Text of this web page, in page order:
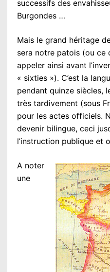
successifs des
Burgondes …
Mais le grand héritage
sera notre patois (ou ce
appeler ainsi avant
« sixties »). C’est la
pendant quinze siècles,
très tardivement (sous
pour les actes officiels.
devenir bilingue, ceci
l’instruction publique et
A noter
une